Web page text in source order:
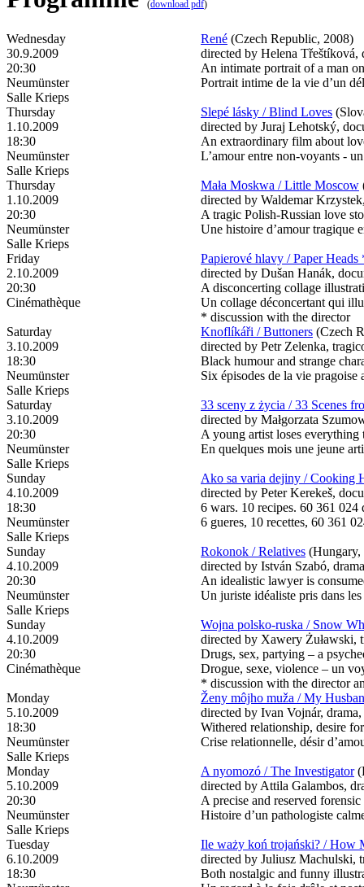
(download pdf)
Wednesday
30.9.2009
20:30
Neumünster
Salle Krieps
René (Czech Republic, 2008)
directed by Helena Třeštíková,
An intimate portrait of a man
Portrait intime de la vie d’un
Thursday
1.10.2009
18:30
Neumünster
Salle Krieps
Slepé lásky / Blind Loves
directed by Juraj Lehotský,
An extraordinary film about
L’amour entre non-voyants -
Thursday
1.10.2009
20:30
Neumünster
Salle Krieps
Mała Moskwa / Little Moscow
directed by Waldemar
A tragic Polish-Russian love
Une histoire d’amour tragique
Friday
2.10.2009
20:30
Cinémathèque
Papierové hlavy / Paper Heads
directed by Dušan Hanák,
A disconcerting collage
Un collage déconcertant qui
* discussion with the director
Saturday
3.10.2009
18:30
Neumünster
Salle Krieps
Knoflíkáři / Buttoners (Czech
directed by Petr Zelenka,
Black humour and strange
Six épisodes de la vie pragoise
Saturday
3.10.2009
20:30
Neumünster
Salle Krieps
33 sceny z życia / 33 Scenes
directed by Małgorzata
A young artist loses everything
En quelques mois une jeune
Sunday
4.10.2009
18:30
Neumünster
Salle Krieps
Ako sa varia dejiny / Cooking
directed by Peter Kerekeš,
6 wars. 10 recipes. 60 361
6 gueres, 10 recettes, 60 361
Sunday
4.10.2009
20:30
Neumünster
Salle Krieps
Rokonok / Relatives (Hungary,
directed by István Szabó,
An idealistic lawyer is
Un juriste idéaliste pris dans
Sunday
4.10.2009
20:30
Cinémathèque
Wojna polsko-ruska / Snow
directed by Xawery Żuławski,
Drugs, sex, partying – a
Drogue, sexe, violence – un
* discussion with the director
Monday
5.10.2009
18:30
Neumünster
Salle Krieps
Ženy môjho muža / My
directed by Ivan Vojnár,
Withered relationship, desire
Crise relationnelle, désir
Monday
5.10.2009
20:30
Neumünster
Salle Krieps
A nyomozó / The Investigator
directed by Attila Galambos,
A precise and reserved
Histoire d’un pathologiste
Tuesday
6.10.2009
18:30
Ile waży koń trojański? / How
directed by Juliusz Machulski,
Both nostalgic and funny